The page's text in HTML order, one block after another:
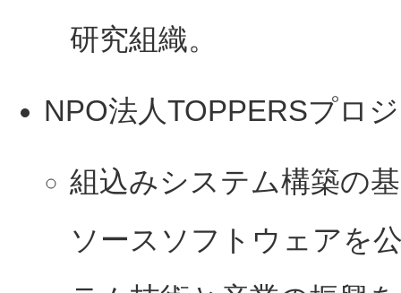
研究組織。
NPO法人TOPPERSプロ
組込みシステム構築の
ソースソフトウェアを